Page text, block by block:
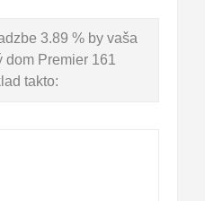
3.89 % by vaša
dom Premier 161
takto: